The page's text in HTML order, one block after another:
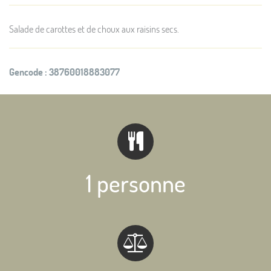
Salade de carottes et de choux aux raisins secs.
Gencode :38760018883077
1 personne